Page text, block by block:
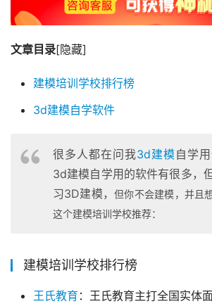
文章目录[隐藏]
建模培训学校排行榜
3d建模自学软件
很多人都在问我3d建模自学
3d建模自学用的软件有很多，
习3D建模，但你不会建模，并且
这个建模培训学校推荐：
建模培训学校排行榜
王氏教育 ：王氏教育主打全国实体